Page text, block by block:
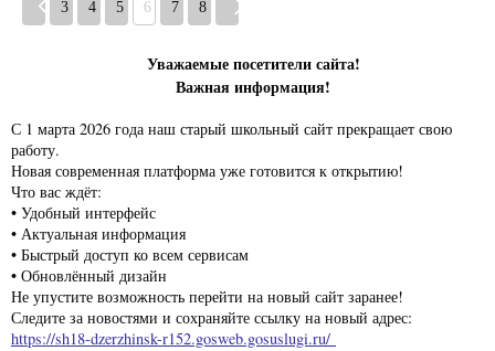
3 4 5 6 7 8
Уважаемые посетители сайта!
Важная информация!
С 1 марта 2026 года наш старый школьный сайт прекращает свою
работу.
Новая современная платформа уже готовится к открытию!
Что вас ждёт:
• Удобный интерфейс
• Актуальная информация
• Быстрый доступ ко всем сервисам
• Обновлённый дизайн
Не упустите возможность перейти на новый сайт заранее!
Следите за новостями и сохраняйте ссылку на новый адрес:
https://sh18-dzerzhinsk-r152.gosweb.gosuslugi.ru/